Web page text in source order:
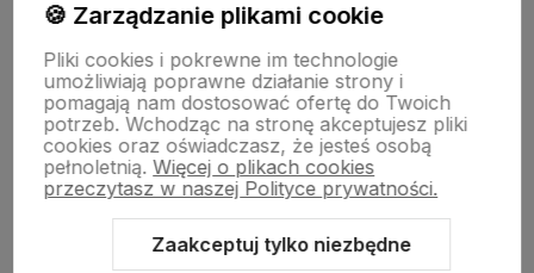
🍪 Zarządzanie plikami cookie
Pliki cookies i pokrewne im technologie
umożliwiają poprawne działanie strony i
pomagają nam dostosować ofertę do Twoich
potrzeb. Wchodząc na stronę akceptujesz pliki
cookies oraz oświadczasz, że jesteś osobą
pełnoletnią. Więcej o plikach cookies
przeczytasz w naszej Polityce prywatności.
Zaakceptuj tylko niezbędne